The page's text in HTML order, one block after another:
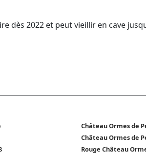
dès 2022 et peut vieillir en cave
Château Ormes de
Château Ormes de
Rouge Château